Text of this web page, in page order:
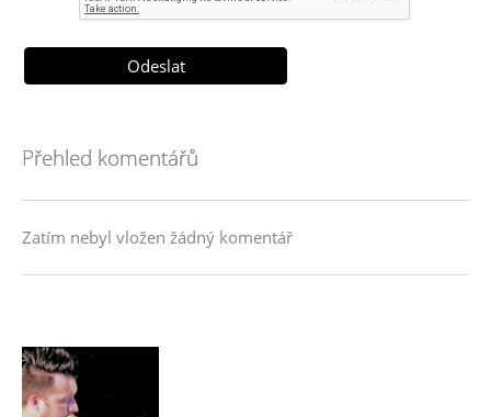
Přehled komentářů
Zatím nebyl vložen žádný komentář